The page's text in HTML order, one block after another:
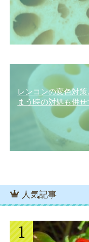
レンコンの変色対
まう時の対処も併せ
人気記事